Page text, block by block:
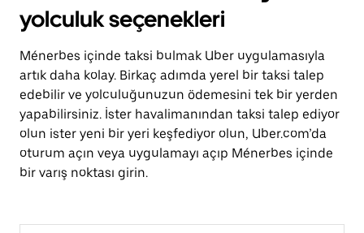
yolculuk seçenekleri
Ménerbes içinde taksi bulmak Uber uygulamasıyla
artık daha kolay. Birkaç adımda yerel bir taksi talep
edebilir ve yolculuğunuzun ödemesini tek bir yerden
yapabilirsiniz. İster havalimanından taksi talep ediyor
olun ister yeni bir yeri keşfediyor olun, Uber.com’da
oturum açın veya uygulamayı açıp Ménerbes içinde
bir varış noktası girin.